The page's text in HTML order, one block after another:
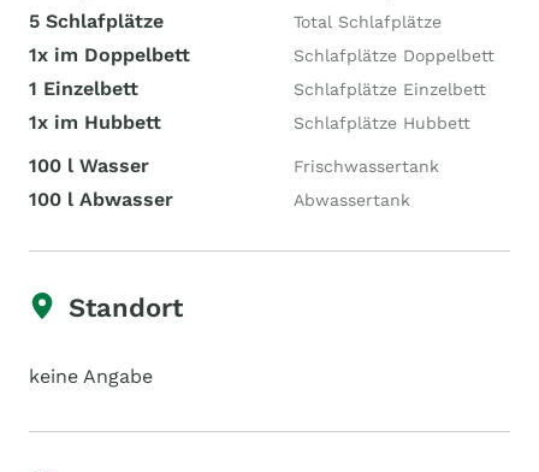
5 Schlafplätze Total Schlafplätze
1x im Doppelbett Schlafplätze Doppelbett
1 Einzelbett Schlafplätze Einzelbett
1x im Hubbett Schlafplätze Hubbett
100 l Wasser Frischwassertank
100 l Abwasser Abwassertank
Standort
keine Angabe